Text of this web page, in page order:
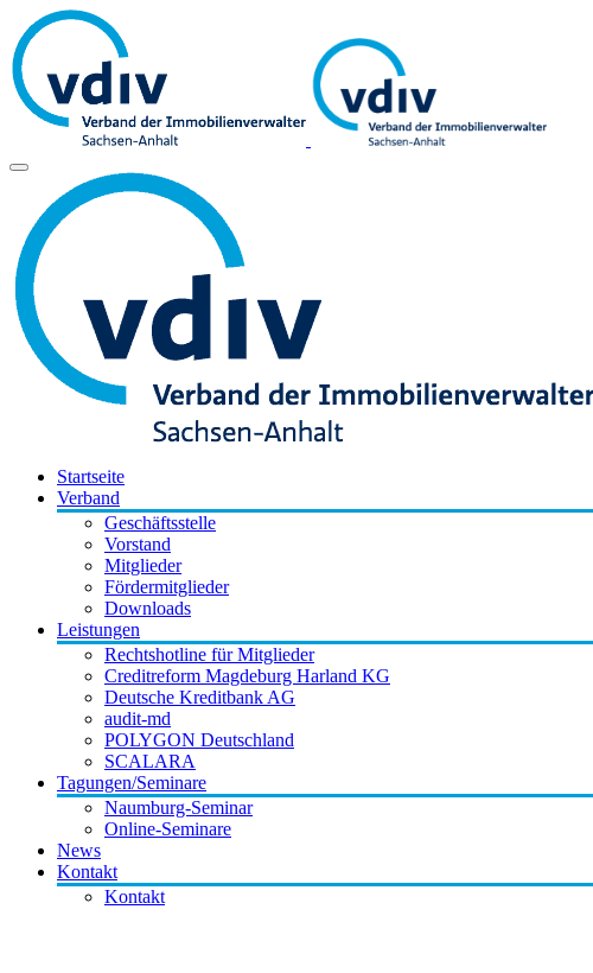
Startseite
Verband
Geschäftsstelle
Vorstand
Mitglieder
Fördermitglieder
Downloads
Leistungen
Rechtshotline für Mitglieder
Creditreform Magdeburg Harland KG
Deutsche Kreditbank AG
audit-md
POLYGON Deutschland
SCALARA
Tagungen/Seminare
Naumburg-Seminar
Online-Seminare
News
Kontakt
Kontakt